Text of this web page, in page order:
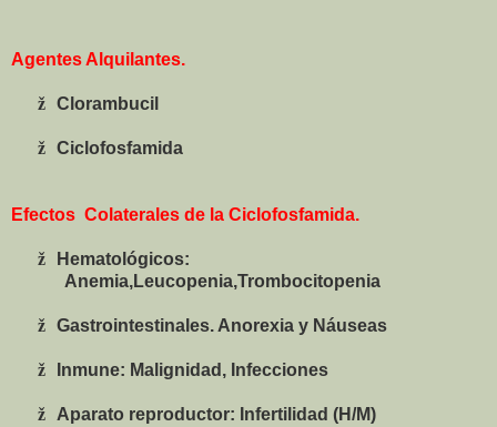
Agentes Alquilantes.
ž Clorambucil
ž Ciclofosfamida
Efectos Colaterales de la Ciclofosfamida.
ž
Hematológicos:
Anemia,Leucopenia,Trombocitopenia
ž Gastrointestinales. Anorexia y Náuseas
ž Inmune: Malignidad, Infecciones
ž Aparato reproductor: Infertilidad (H/M)